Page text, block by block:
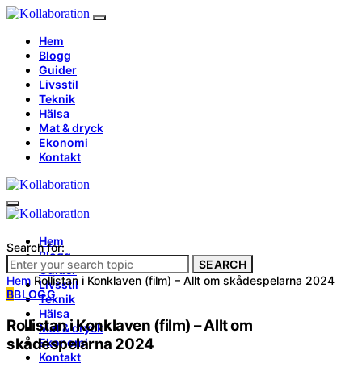
Hem
Blogg
Guider
Livsstil
Teknik
Hälsa
Mat & dryck
Ekonomi
Kontakt
Hem
Blogg
Guider
Livsstil
Teknik
Hälsa
Mat & dryck
Ekonomi
Kontakt
Search for:
SEARCH
Hem Rollistan i Konklaven (film) – Allt om skådespelarna 2024
BBLOGG
Rollistan i Konklaven (film) – Allt om
skådespelarna 2024